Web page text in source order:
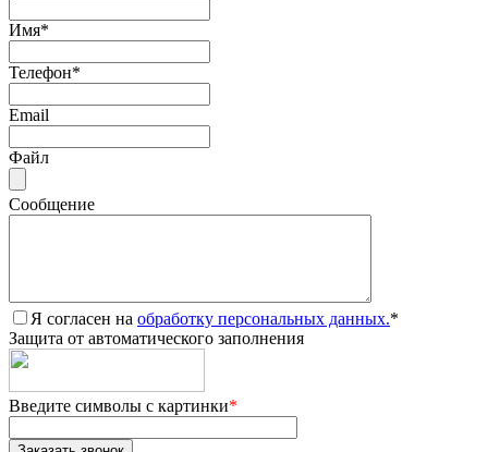
Имя*
Телефон*
Email
Файл
Сообщение
Я согласен на обработку персональных данных.*
Защита от автоматического заполнения
Введите символы с картинки*